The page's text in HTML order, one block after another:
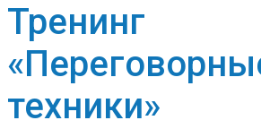
Тренинг
техники»